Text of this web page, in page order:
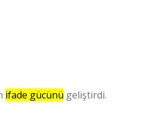
ifade gücünü geliştirdi.